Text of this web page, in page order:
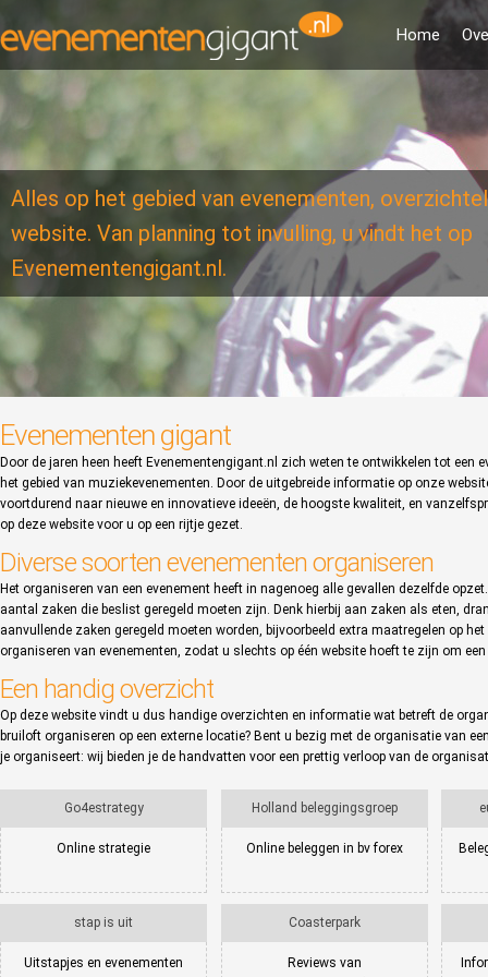
Home
Alles op het gebied van evenementen,
website. Van planning tot invulling, u vindt het op
Evenementengigant.nl.
Evenementen gigant
Door de jaren heen heeft Evenementengigant.nl zich weten te ontwikkelen tot
het gebied van muziekevenementen. Door de uitgebreide informatie op onze
voortdurend naar nieuwe en innovatieve ideeën, de hoogste kwaliteit, en
op deze website voor u op een rijtje gezet.
Diverse soorten evenementen organiseren
Het organiseren van een evenement heeft in nagenoeg alle gevallen dezelfde
aantal zaken die beslist geregeld moeten zijn. Denk hierbij aan zaken als eten,
aanvullende zaken geregeld moeten worden, bijvoorbeeld extra maatregelen op
organiseren van evenementen, zodat u slechts op één website hoeft te zijn om
Een handig overzicht
Op deze website vindt u dus handige overzichten en informatie wat betreft de
bruiloft organiseren op een externe locatie? Bent u bezig met de organisatie van
je organiseert: wij bieden je de handvatten voor een prettig verloop van de
Go4estrategy
Online strategie
Holland beleggingsgroep
Online beleggen in bv forex
stap is uit
Uitstapjes en evenementen
Coasterpark
Reviews van